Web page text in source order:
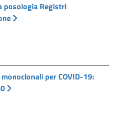
posologia Registri
per COVID-19: